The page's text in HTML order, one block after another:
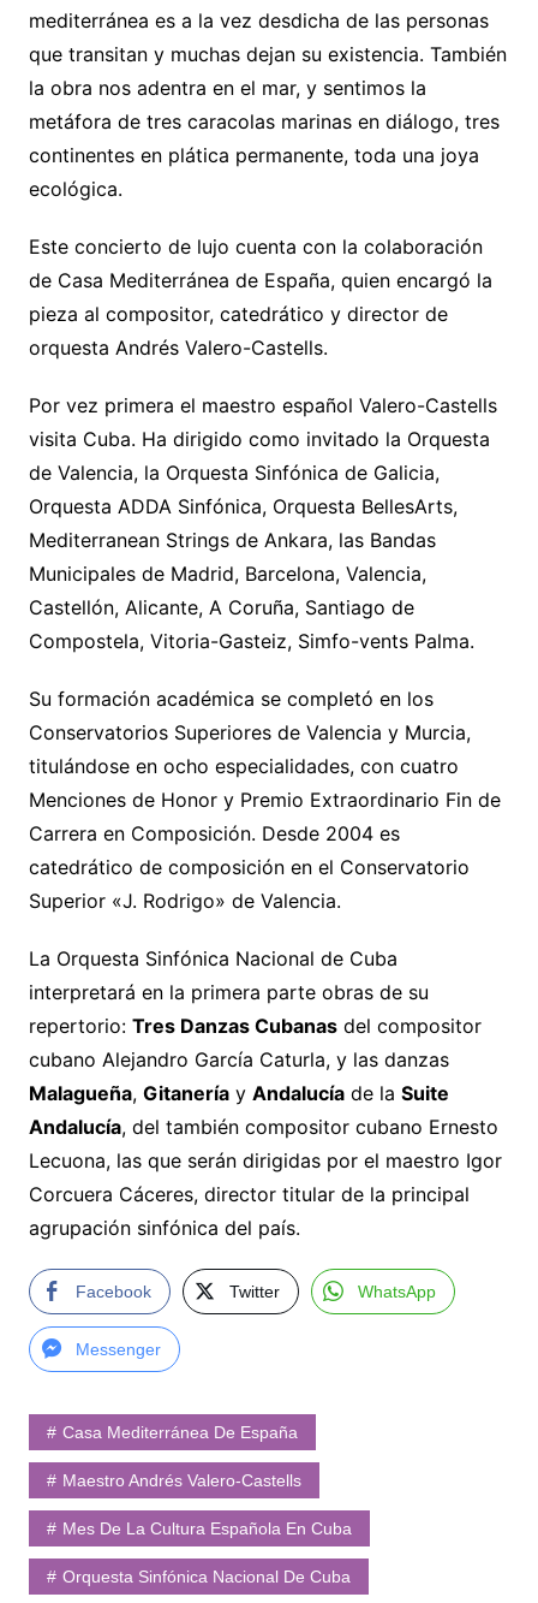
mediterránea es a la vez desdicha de las personas
que transitan y muchas dejan su existencia. También
la obra nos adentra en el mar, y sentimos la
metáfora de tres caracolas marinas en diálogo, tres
continentes en plática permanente, toda una joya
ecológica.
Este concierto de lujo cuenta con la colaboración
de Casa Mediterránea de España, quien encargó la
pieza al compositor, catedrático y director de
orquesta Andrés Valero-Castells.
Por vez primera el maestro español Valero-Castells
visita Cuba. Ha dirigido como invitado la Orquesta
de Valencia, la Orquesta Sinfónica de Galicia,
Orquesta ADDA Sinfónica, Orquesta BellesArts,
Mediterranean Strings de Ankara, las Bandas
Municipales de Madrid, Barcelona, Valencia,
Castellón, Alicante, A Coruña, Santiago de
Compostela, Vitoria-Gasteiz, Simfo-vents Palma.
Su formación académica se completó en los
Conservatorios Superiores de Valencia y Murcia,
titulándose en ocho especialidades, con cuatro
Menciones de Honor y Premio Extraordinario Fin de
Carrera en Composición. Desde 2004 es
catedrático de composición en el Conservatorio
Superior «J. Rodrigo» de Valencia.
La Orquesta Sinfónica Nacional de Cuba
interpretará en la primera parte obras de su
repertorio: Tres Danzas Cubanasdel compositor
cubano Alejandro García Caturla, y las danzas
Malagueña, Gitaneríay Andalucíade la Suite
Andalucía, del también compositor cubano Ernesto
Lecuona, las que serán dirigidas por el maestro Igor
Corcuera Cáceres, director titular de la principal
agrupación sinfónica del país.
Facebook Twitter WhatsApp
Messenger
Casa Mediterránea De España
Maestro Andrés Valero-Castells
Mes De La Cultura Española En Cuba
Orquesta Sinfónica Nacional De Cuba